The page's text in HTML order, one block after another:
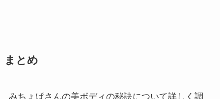
まとめ
みちょぱさんの美ボディの秘訣について詳しく調